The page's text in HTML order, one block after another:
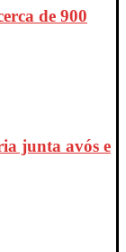
de 900
junta avós e